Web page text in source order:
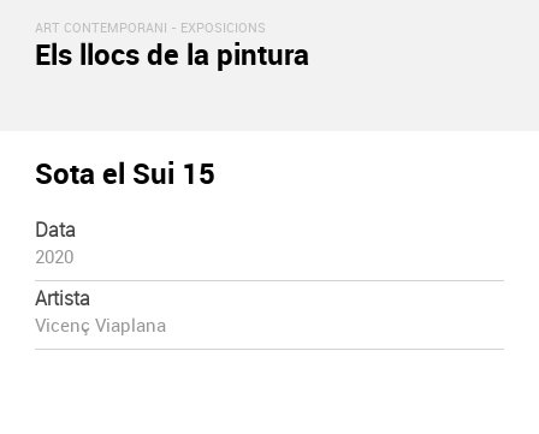
ART CONTEMPORANI - EXPOSICIONS
Els llocs de la pintura
Sota el Sui 15
Data
2020
Artista
Vicenç Viaplana